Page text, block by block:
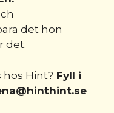
det hon
det.
hos Hint? Fyll i